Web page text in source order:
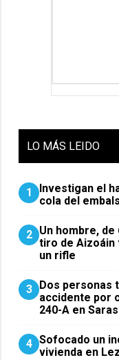
LO MÁS LEIDO
1
Investigan el
cola del
2 Un hombre,
tiro de
un rifle
3 ​Dos personas
accidente por
240-A en
4 Sofocado un
vivienda en